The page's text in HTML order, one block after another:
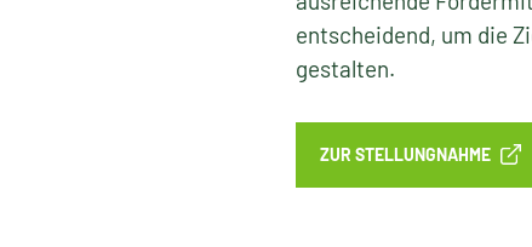
entscheidend, um die
gestalten.
ZUR STELLUNGNAHME